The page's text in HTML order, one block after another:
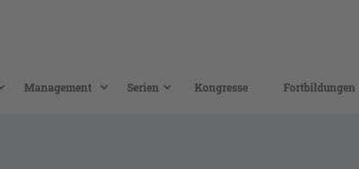
Management Serien Kongresse Fortbildungen